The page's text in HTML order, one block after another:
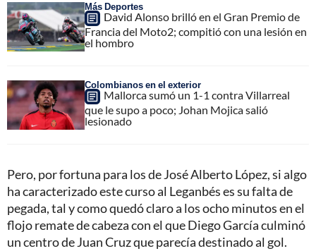
Más Deportes
David Alonso brilló en el Gran Premio de
Francia del Moto2; compitió con una lesión en
el hombro
Colombianos en el exterior
Mallorca sumó un 1-1 contra Villarreal
que le supo a poco; Johan Mojica salió
lesionado
Pero, por fortuna para los de José Alberto López, si algo
ha caracterizado este curso al Leganbés es su falta de
pegada, tal y como quedó claro a los ocho minutos en el
flojo remate de cabeza con el que Diego García culminó
un centro de Juan Cruz que parecía destinado al gol.